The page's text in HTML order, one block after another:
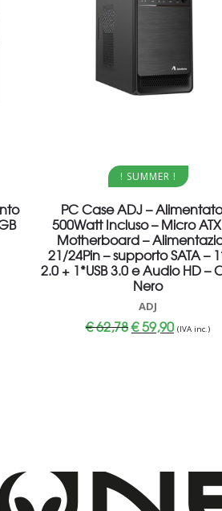
Aggiungi al carrello
! SUMMER !
PC Case ADJ –
500Watt Incluso – Micro
Motherboard –
21/24Pin – supporto SATA –
2.0 + 1*USB 3.0 e Audio HD –
Nero
ADJ
€62,78Il
prezzo
€59,90Il
prezzo
(IVA inc.)